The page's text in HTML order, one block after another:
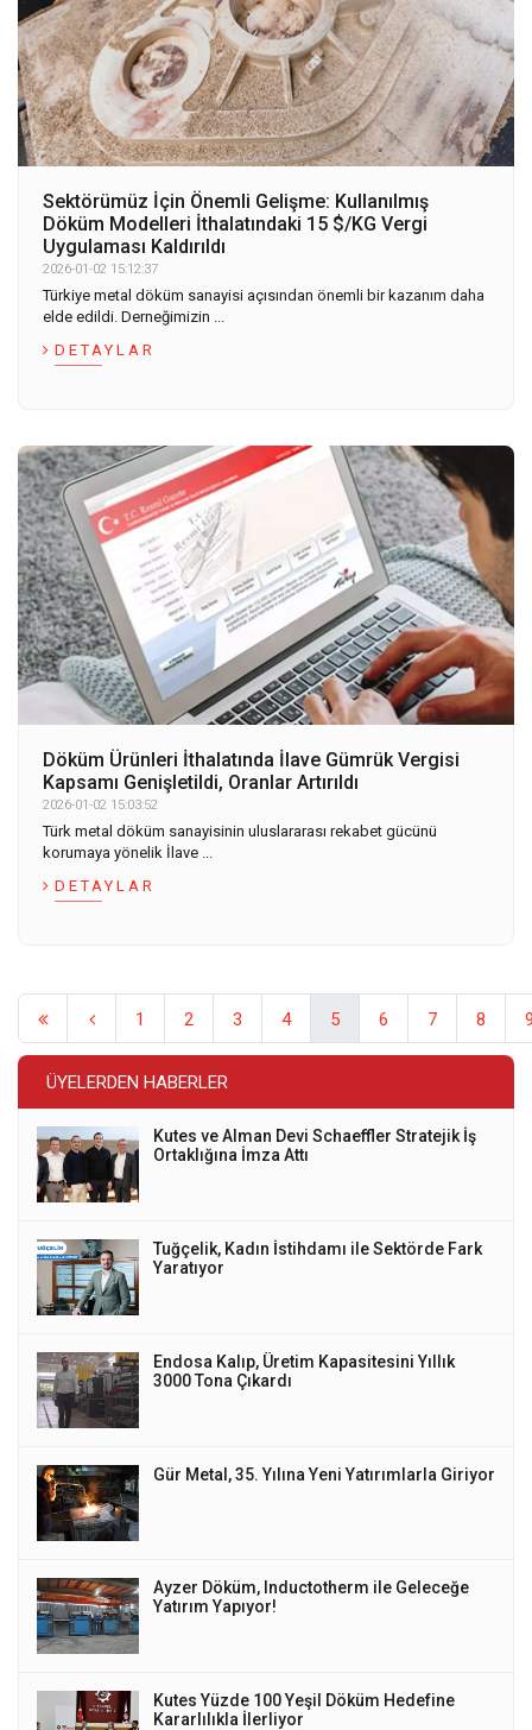
Sektörümüz İçin Önemli Gelişme: Kullanılmış
Döküm Modelleri İthalatındaki 15 $/KG Vergi
Uygulaması Kaldırıldı
2026-01-02 15:12:37
Türkiye metal döküm sanayisi açısından önemli bir kazanım daha
elde edildi. Derneğimizin ...
DETAYLAR
Döküm Ürünleri İthalatında İlave Gümrük Vergisi
Kapsamı Genişletildi, Oranlar Artırıldı
2026-01-02 15:03:52
Türk metal döküm sanayisinin uluslararası rekabet gücünü
korumaya yönelik İlave ...
DETAYLAR
1 2 3 4 5 6 7 8
ÜYELERDEN HABERLER
Kutes ve Alman Devi Schaeffler Stratejik İş
Ortaklığına İmza Attı
Tuğçelik, Kadın İstihdamı ile Sektörde Fark
Yaratıyor
Endosa Kalıp, Üretim Kapasitesini Yıllık
3000 Tona Çıkardı
Gür Metal, 35. Yılına Yeni Yatırımlarla Giriyor
Ayzer Döküm, Inductotherm ile Geleceğe
Yatırım Yapıyor!
Kutes Yüzde 100 Yeşil Döküm Hedefine
Kararlılıkla İlerliyor